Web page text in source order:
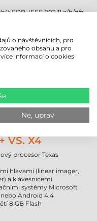
EDR, IEEE 802.11 a/b/g/n
a databázemi. Mobilní
Extensions CCX
infrastruktury Cisco
oznamováno i pomocí
Datalogicem,
světlem.
VS. X4
procesor Texas
hlavami (linear imager,
a klávesnicemi
systémy Microsoft
Android 4.4
8 GB Flash
o návštěvnících, pro
obsahu a pro
informací o cookies
Ne, uprav